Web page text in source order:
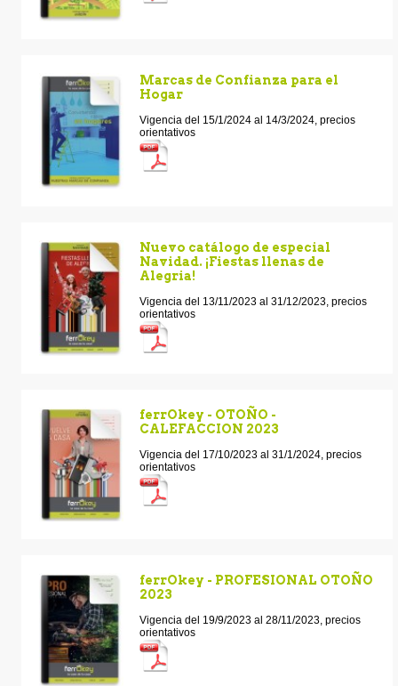
Marcas de Confianza para el
Hogar
Vigencia del 15/1/2024 al 14/3/2024, precios
orientativos
Nuevo catálogo de especial
Navidad. ¡Fiestas llenas de
Alegria!
Vigencia del 13/11/2023 al 31/12/2023, precios
orientativos
ferrOkey - OTOÑO -
CALEFACCION 2023
Vigencia del 17/10/2023 al 31/1/2024, precios
orientativos
ferrOkey - PROFESIONAL OTOÑO
2023
Vigencia del 19/9/2023 al 28/11/2023, precios
orientativos